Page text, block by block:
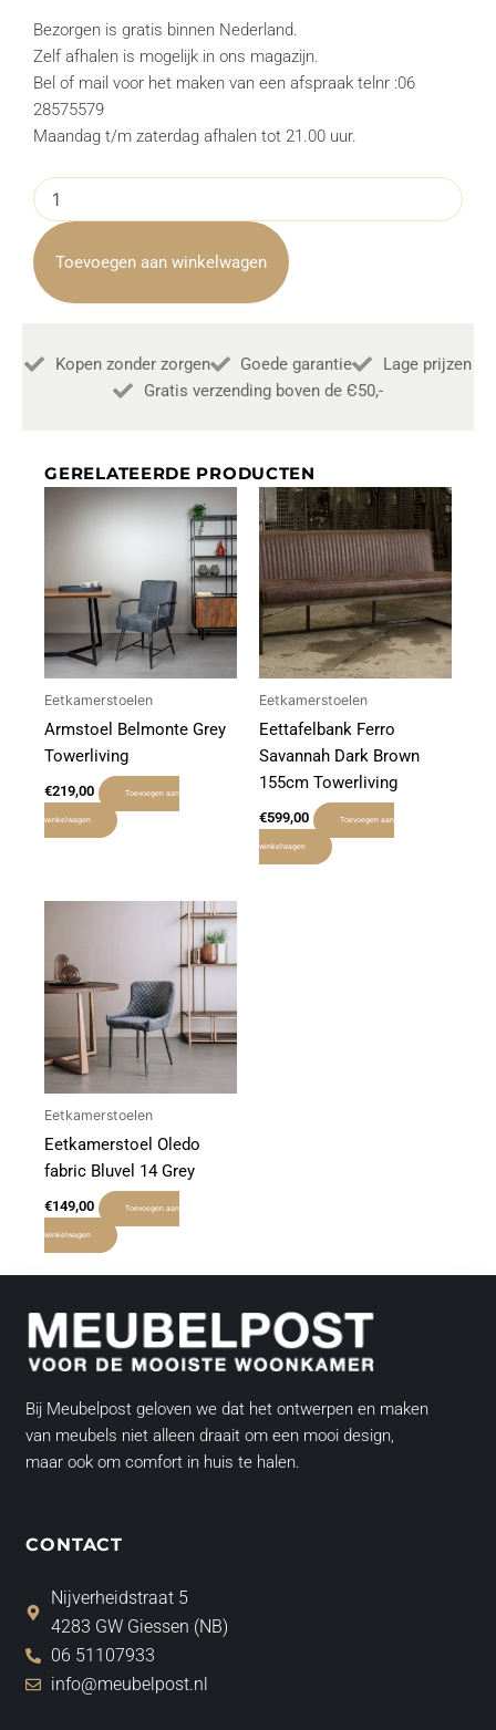
Bezorgen is gratis binnen Nederland.
Zelf afhalen is mogelijk in ons magazijn.
Bel of mail voor het maken van een afspraak telnr :06
28575579
Maandag t/m zaterdag afhalen tot 21.00 uur.
Armstoel
Volano
Bull
Antracite
aantal
Toevoegen aan winkelwagen
Kopen zonder zorgen Goede garantie
Lage prijzen
Gratis verzending boven de Є50,-
GERELATEERDE PRODUCTEN
Eetkamerstoelen
Armstoel Belmonte Grey
Towerliving
€219,00 Toevoegen aan
winkelwagen
Eetkamerstoelen
Eettafelbank Ferro
Savannah Dark Brown
155cm Towerliving
€599,00 Toevoegen aan
winkelwagen
Eetkamerstoelen
Eetkamerstoel Oledo
fabric Bluvel 14 Grey
€149,00 Toevoegen aan
winkelwagen
Bij Meubelpost geloven we dat het ontwerpen en maken
van meubels niet alleen draait om een mooi design,
maar ook om comfort in huis te halen.
CONTACT
Nijverheidstraat 5
4283 GW Giessen (NB)
06 51107933
info@meubelpost.nl